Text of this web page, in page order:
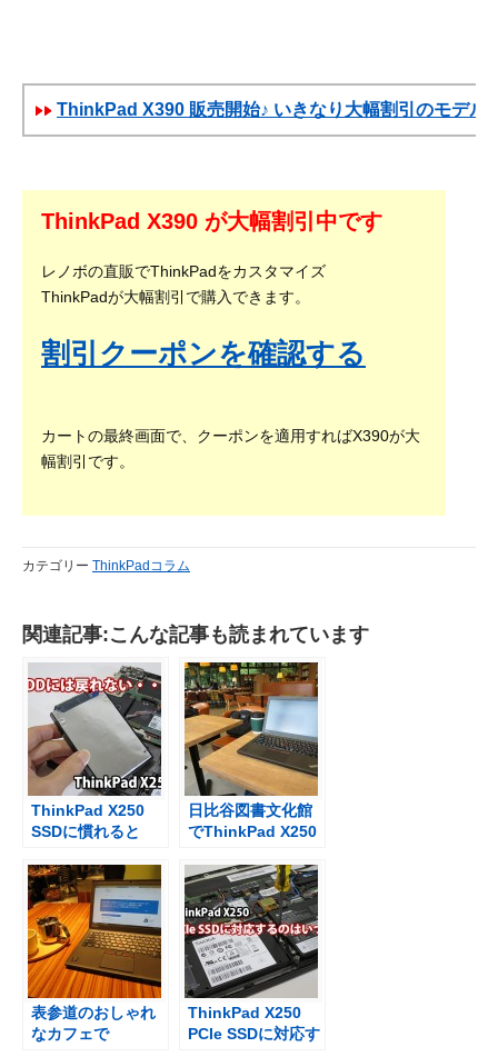
ThinkPad X390 販売開始♪ いきなり大幅割引のモデル
ThinkPad X390 が大幅割引中です
レノボの直販でThinkPadをカスタマイズ
ThinkPadが大幅割引で購入できます。
割引クーポンを確認する
カートの最終画面で、クーポンを適用すればX390が大
幅割引です。
カテゴリー ThinkPadコラム
関連記事:こんな記事も読まれています
ThinkPad X250
SSDに慣れると
ない
日比谷図書文化館
でThinkPad X250
表参道のおしゃれ
なカフェで
ThinkPad X250
PCIe SSDに対応す